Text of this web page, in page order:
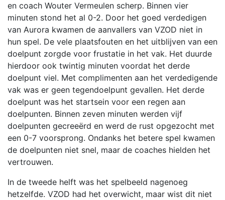
en coach Wouter Vermeulen scherp. Binnen vier
minuten stond het al 0-2. Door het goed verdedigen
van Aurora kwamen de aanvallers van VZOD niet in
hun spel. De vele plaatsfouten en het uitblijven van een
doelpunt zorgde voor frustatie in het vak. Het duurde
hierdoor ook twintig minuten voordat het derde
doelpunt viel. Met complimenten aan het verdedigende
vak was er geen tegendoelpunt gevallen. Het derde
doelpunt was het startsein voor een regen aan
doelpunten. Binnen zeven minuten werden vijf
doelpunten gecreeërd en werd de rust opgezocht met
een 0-7 voorsprong. Ondanks het betere spel kwamen
de doelpunten niet snel, maar de coaches hielden het
vertrouwen.
In de tweede helft was het spelbeeld nagenoeg
hetzelfde. VZOD had het overwicht, maar wist dit niet